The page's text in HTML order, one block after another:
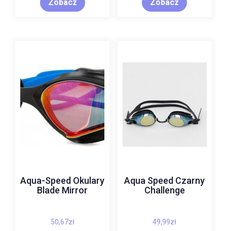
Zobacz Zobacz
Aqua-Speed Okulary
Blade Mirror
50,67zł
Aqua Speed Czarny
Challenge
49,99zł